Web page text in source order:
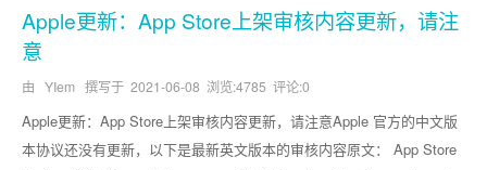
Apple更新：App Store上架审核内容更新，请注
意
由 YIem 撰写于 2021-06-08 浏览:4785 评论:0
Apple更新：App Store上架审核内容更新，请注意Apple 官方的中文版
本协议还没有更新，以下是最新英文版本的审核内容原文： App Store